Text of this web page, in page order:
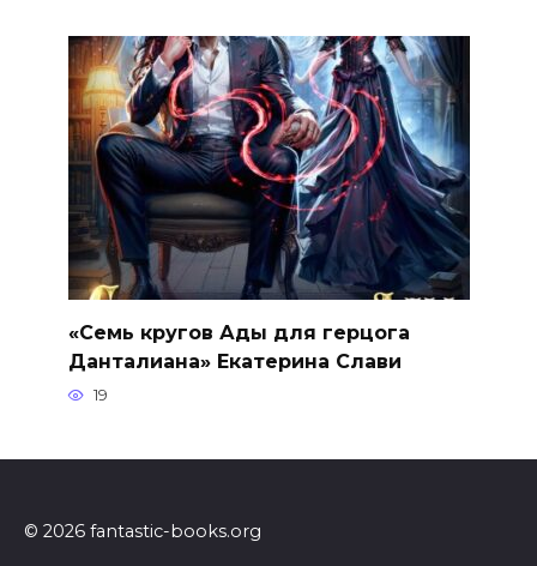
«Семь кругов Ады для герцога
Данталиана» Екатерина Слави
19
© 2026 fantastic-books.org